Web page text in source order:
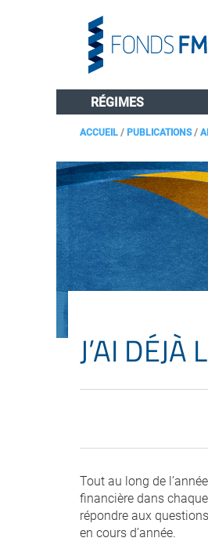
RÉGIMES
ACCUEIL/PUBLICATIONS/
J’AI
Tout au long de
financière dans
répondre aux
en cours d’année.